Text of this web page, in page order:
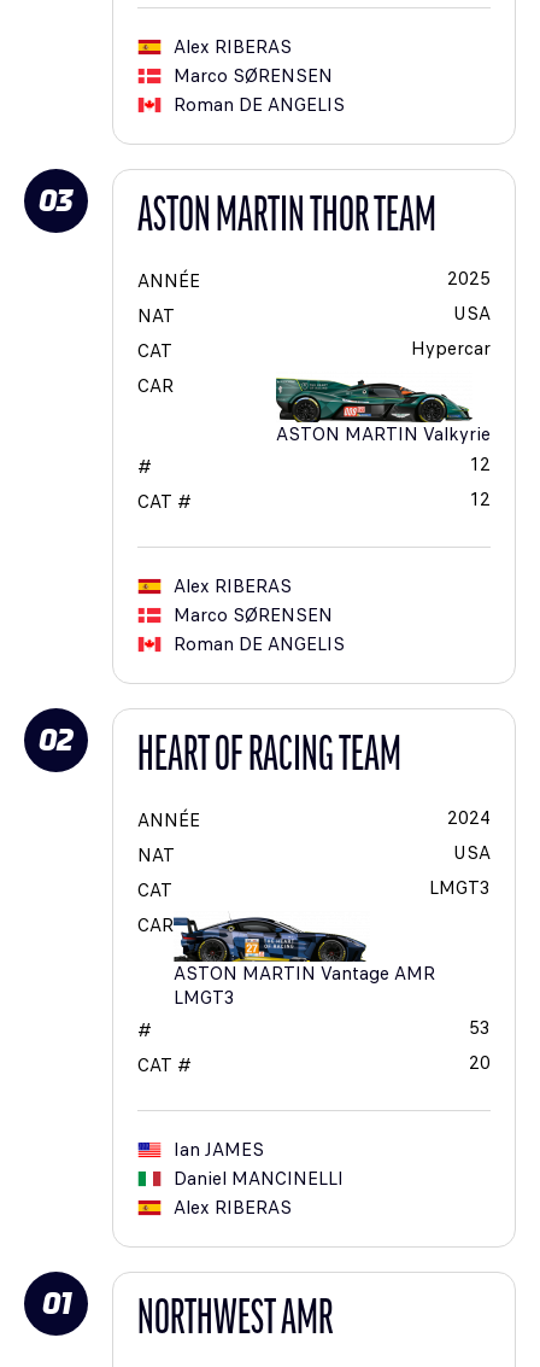
Alex RIBERAS
Marco SØRENSEN
Roman DE ANGELIS
03 ASTON MARTIN THOR TEAM
ANNÉE
2025
NAT
USA
CAT
Hypercar
CAR
ASTON MARTIN Valkyrie
#
12
CAT #
12
Alex RIBERAS
Marco SØRENSEN
Roman DE ANGELIS
02 HEART OF RACING TEAM
ANNÉE
2024
NAT
USA
CAT
LMGT3
CAR
ASTON MARTIN Vantage AMR
LMGT3
#
53
CAT #
20
Ian JAMES
Daniel MANCINELLI
Alex RIBERAS
01 NORTHWEST AMR